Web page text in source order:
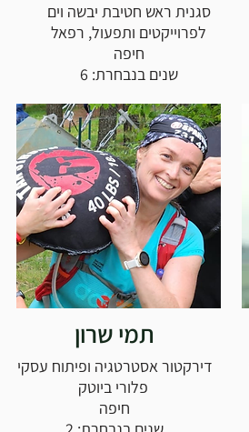
תמי שרון
דירקטור אסטרטגיה ופיתוח עסקי
חיפה
סגנית ראש חטיבת יבשה וים
לפרוייקטים ותפעול, רפאל
חיפה
שנים בנבחרת: 6